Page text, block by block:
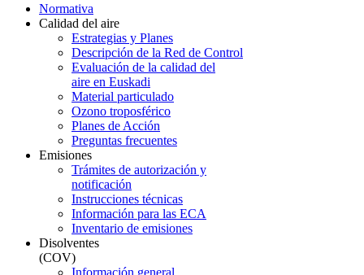
Normativa
Calidad del aire
Estrategias y Planes
Descripción de la Red de Control
Evaluación de la calidad del
aire en Euskadi
Material particulado
Ozono troposférico
Planes de Acción
Preguntas frecuentes
Emisiones
Trámites de autorización y
notificación
Instrucciones técnicas
Información para las ECA
Inventario de emisiones
Disolventes
(COV)
Información general